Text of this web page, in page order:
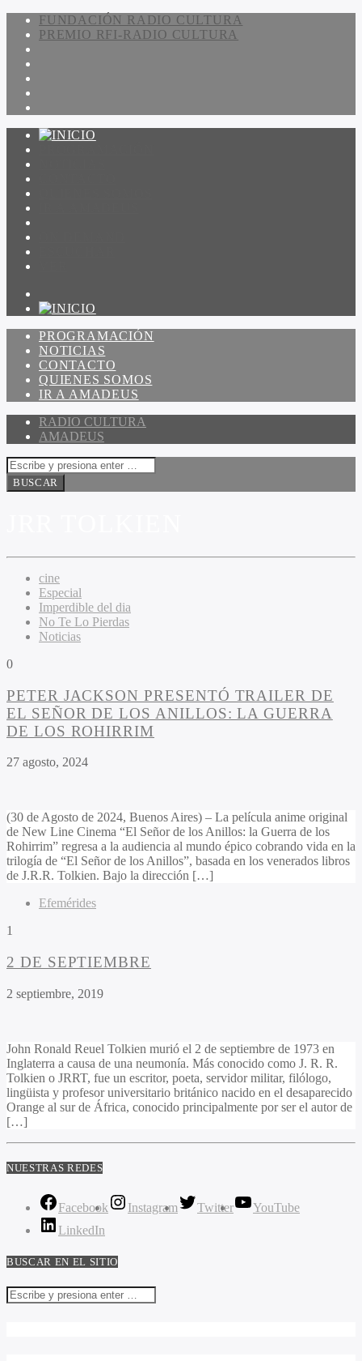
FUNDACIÓN RADIO CULTURA
PREMIO RFI-RADIO CULTURA
PROGRAMACIÓN
NOTICIAS
CONTACTO
QUIENES SOMOS
IR A AMADEUS
RADIO CULTURA
AMADEUS
cine
Especial
Imperdible del dia
No Te Lo Pierdas
Noticias
0
PETER JACKSON PRESENTÓ TRAILER DE
EL SEÑOR DE LOS ANILLOS: LA GUERRA
DE LOS ROHIRRIM
27 agosto, 2024
(30 de Agosto de 2024, Buenos Aires) – La película anime original
de New Line Cinema “El Señor de los Anillos: la Guerra de los
Rohirrim” regresa a la audiencia al mundo épico cobrando vida en la
trilogía de “El Señor de los Anillos”, basada en los venerados libros
de J.R.R. Tolkien. Bajo la dirección […]
Efemérides
1
2 DE SEPTIEMBRE
2 septiembre, 2019
John Ronald Reuel Tolkien murió el 2 de septiembre de 1973 en
Inglaterra a causa de una neumonía. Más conocido como J. R. R.
Tolkien o JRRT, fue un escritor, poeta, servidor militar, filólogo,
lingüista y profesor universitario británico nacido en el desaparecido
Orange al sur de África, conocido principalmente por ser el autor de
[…]
NUESTRAS REDES
Facebook Instagram Twitter
YouTube
LinkedIn
BUSCAR EN EL SITIO